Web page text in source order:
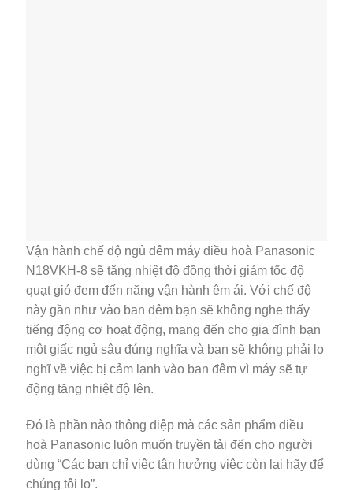
Vận hành chế độ ngủ đêm máy điều hoà Panasonic
N18VKH-8 sẽ tăng nhiệt độ đồng thời giảm tốc độ
quạt gió đem đến năng vận hành êm ái. Với chế độ
này gần như vào ban đêm bạn sẽ không nghe thấy
tiếng động cơ hoạt động, mang đến cho gia đình bạn
một giấc ngủ sâu đúng nghĩa và bạn sẽ không phải lo
nghĩ về việc bị cảm lạnh vào ban đêm vì máy sẽ tự
động tăng nhiệt độ lên.
Đó là phần nào thông điệp mà các sản phẩm điều
hoà Panasonic luôn muốn truyền tải đến cho người
dùng “Các bạn chỉ việc tận hưởng việc còn lại hãy để
chúng tôi lo”.